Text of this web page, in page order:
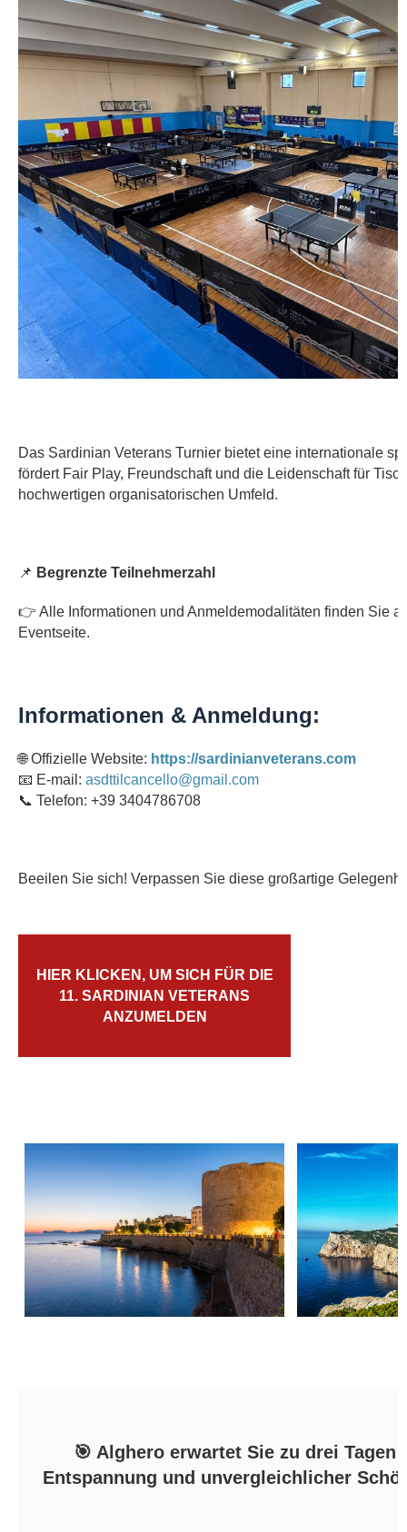
Das Sardinian Veterans Turnier bietet eine internationale
fördert Fair Play, Freundschaft und die Leidenschaft für
hochwertigen organisatorischen Umfeld.
📌 Begrenzte Teilnehmerzahl
👉 Alle Informationen und Anmeldemodalitäten finden Sie
Eventseite.
Informationen & Anmeldung:
🌐Offizielle Website: https://sardinianveterans.com
📧 E-mail: asdttilcancello@gmail.com
📞 Telefon: +39 3404786708
Beeilen Sie sich! Verpassen Sie diese großartige
HIER KLICKEN, UM SICH FÜR DIE
11. SARDINIAN VETERANS
ANZUMELDEN
🎯 Alghero erwartet Sie zu drei Tagen
Entspannung und unvergleichlicher